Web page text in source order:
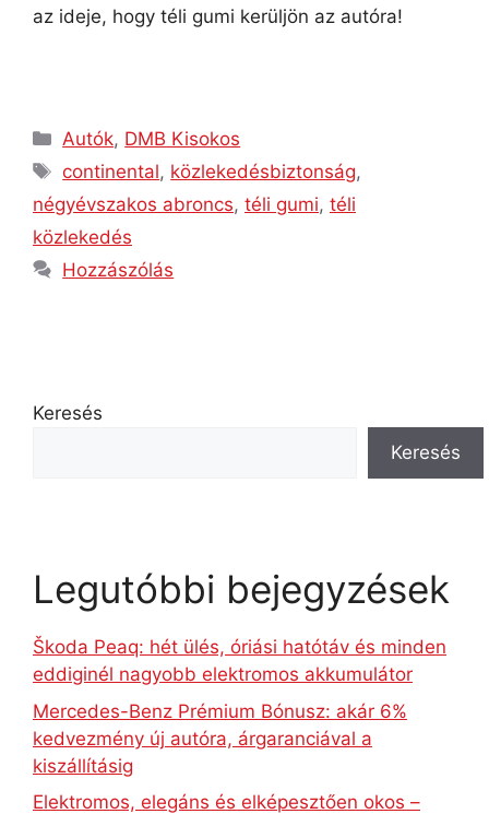
az ideje, hogy téli gumi kerüljön az autóra!
Autók, DMB Kisokos
continental, közlekedésbiztonság,
négyévszakos abroncs, téli gumi, téli
közlekedés
Hozzászólás
Keresés
Keresés
Legutóbbi bejegyzések
Škoda Peaq: hét ülés, óriási hatótáv és minden
eddiginél nagyobb elektromos akkumulátor
Mercedes-Benz Prémium Bónusz: akár 6%
kedvezmény új autóra, árgaranciával a
kiszállításig
Elektromos, elegáns és elképesztően okos –